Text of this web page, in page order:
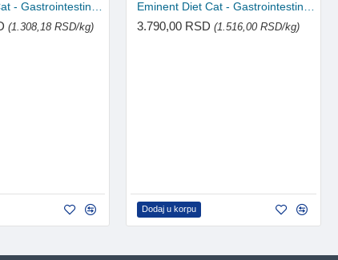
(1.308,18 RSD/kg) 3.790,00 RSD (1.516,00 RSD/kg)
Dodaj u korpu